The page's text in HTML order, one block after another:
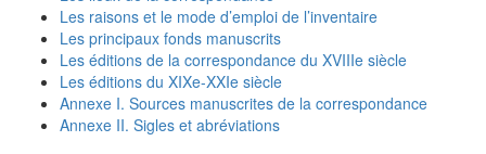
Les raisons et le mode d’emploi de l’inventaire
Les principaux fonds manuscrits
Les éditions de la correspondance du XVIIIe siècle
Les éditions du XIXe-XXIe siècle
Annexe I. Sources manuscrites de la correspondance
Annexe II. Sigles et abréviations